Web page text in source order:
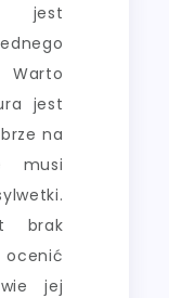
jest
jest
na
musi
brak
jej